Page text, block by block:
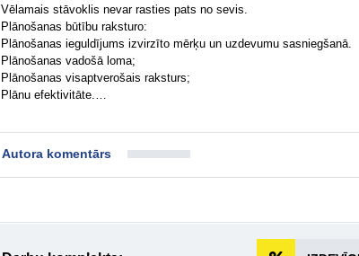
Vēlamais stāvoklis nevar rasties pats no sevis.
Plānošanas būtību raksturo:
Plānošanas ieguldījums izvirzīto mērķu un uzdevumu sasniegšanā.
Plānošanas vadošā loma;
Plānošanas visaptverošais raksturs;
Plānu efektivitāte.…
Autora komentārs